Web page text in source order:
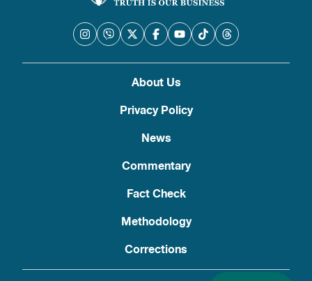
About Us
Privacy Policy
News
Commentary
Fact Check
Methodology
Corrections